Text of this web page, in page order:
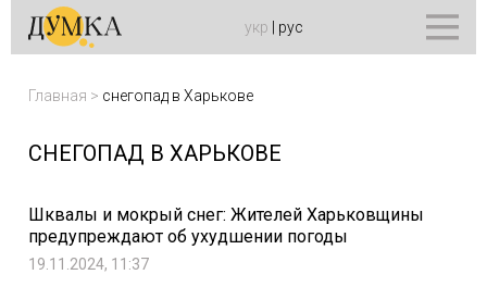
укр рус
Главная > снегопад в Харькове
СНЕГОПАД В ХАРЬКОВЕ
Шквалы и мокрый снег: Жителей Харьковщины
предупреждают об ухудшении погоды
19.11.2024, 11:37